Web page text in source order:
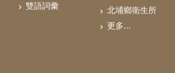
雙語詞彙
北埔鄉衛生所
更多...